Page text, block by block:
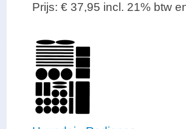
Prijs: € 37,95 incl. 21% btw